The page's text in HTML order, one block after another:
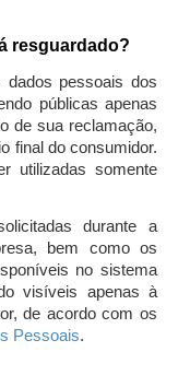
resguardado?
dados pessoais dos
públicas apenas
de sua reclamação,
final do consumidor.
utilizadas somente
durante a
bem como os
no sistema
visíveis apenas à
de acordo com os
Pessoais.